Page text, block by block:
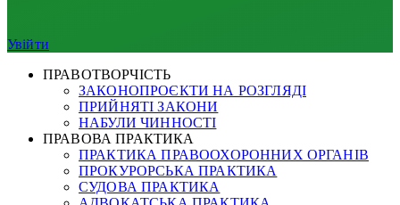
Увійти
ПРАВОТВОРЧІСТЬ
ЗАКОНОПРОЄКТИ НА РОЗГЛЯДІ
ПРИЙНЯТІ ЗАКОНИ
НАБУЛИ ЧИННОСТІ
ПРАВОВА ПРАКТИКА
ПРАКТИКА ПРАВООХОРОННИХ ОРГАНІВ
ПРОКУРОРСЬКА ПРАКТИКА
СУДОВА ПРАКТИКА